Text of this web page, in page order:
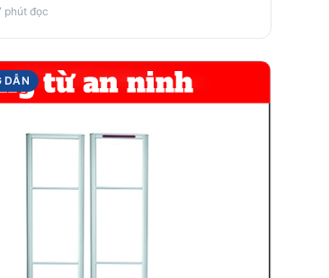
phút đọc
DẪN